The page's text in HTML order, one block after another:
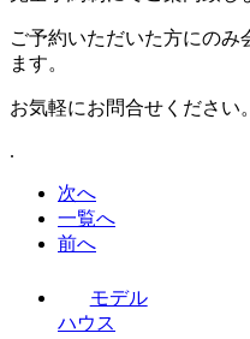
ご予約いただいた方にのみ
ます。
お気軽にお問合せください。
.
次へ
一覧へ
前へ
モデル
ハウス